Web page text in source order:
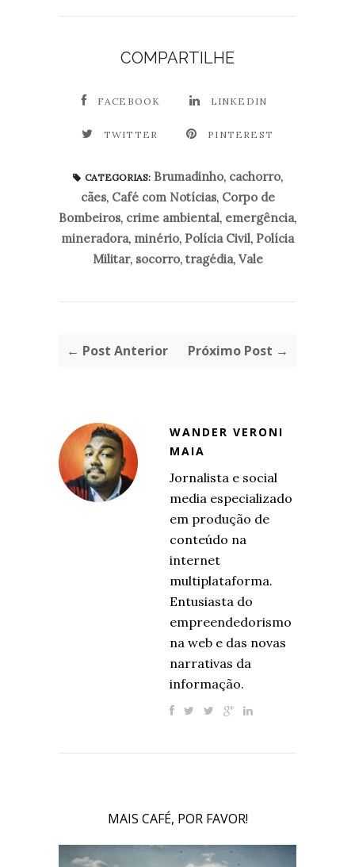
COMPARTILHE
FACEBOOK LINKEDIN
TWITTER PINTEREST
CATEGORIAS: Brumadinho, cachorro,
cães, Café com Notícias, Corpo de
Bombeiros, crime ambiental, emergência,
mineradora, minério, Polícia Civil, Polícia
Militar, socorro, tragédia, Vale
← Post Anterior Próximo Post →
WANDER VERONI
MAIA
Jornalista e social
media especializado
em produção de
conteúdo na
internet
multiplataforma.
Entusiasta do
empreendedorismo
na web e das novas
narrativas da
informação.
MAIS CAFÉ, POR FAVOR!